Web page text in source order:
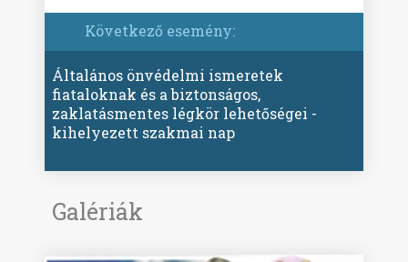
Következő esemény:
Általános önvédelmi ismeretek
fiataloknak és a biztonságos,
zaklatásmentes légkör lehetőségei -
kihelyezett szakmai nap
Galériák